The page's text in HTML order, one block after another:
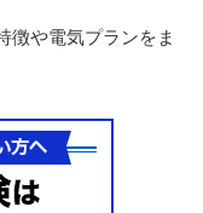
徴や電気プランをま